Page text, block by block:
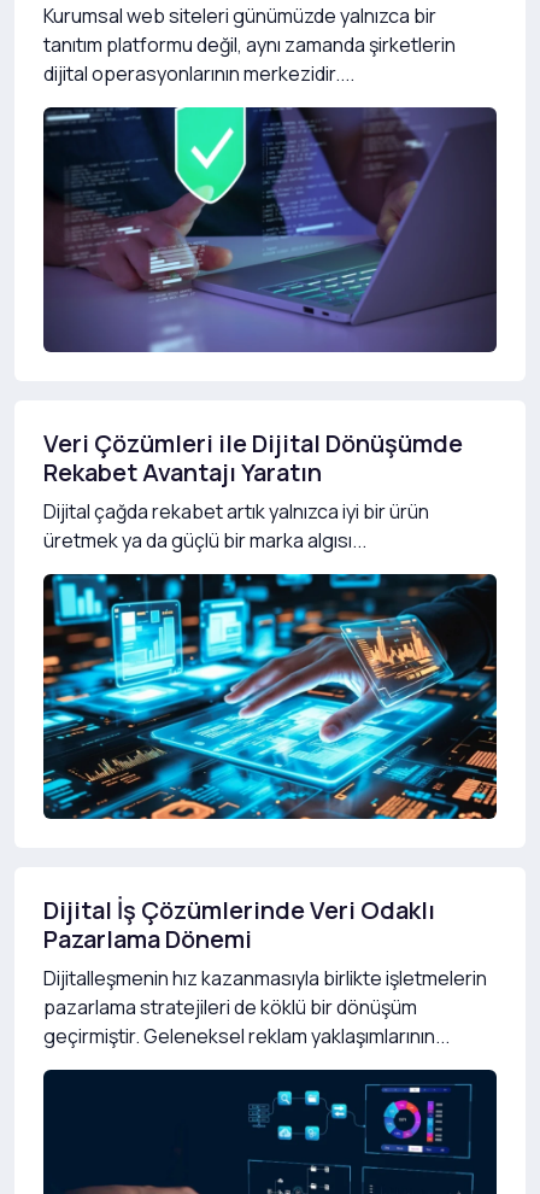
Kurumsal web siteleri günümüzde yalnızca bir
tanıtım platformu değil, aynı zamanda şirketlerin
dijital operasyonlarının merkezidir....
Veri Çözümleri ile Dijital Dönüşümde
Rekabet Avantajı Yaratın
Dijital çağda rekabet artık yalnızca iyi bir ürün
üretmek ya da güçlü bir marka algısı...
Dijital İş Çözümlerinde Veri Odaklı
Pazarlama Dönemi
Dijitalleşmenin hız kazanmasıyla birlikte işletmelerin
pazarlama stratejileri de köklü bir dönüşüm
geçirmiştir. Geleneksel reklam yaklaşımlarının...